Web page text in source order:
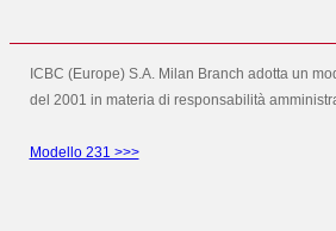
ICBC (Europe) S.A. Milan Branch adotta un
del 2001 in materia di responsabilità
Modello 231 >>>